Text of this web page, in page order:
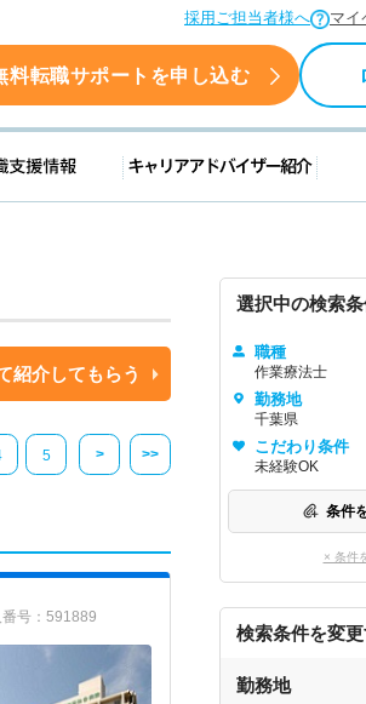
採用ご担当者様へ マイ
料転職サポートを申し込む
例 転職支援情報 キャ
紹介してもらう
5 > >>
号：591889
選択中の検索
職種
作業療法士
勤務地
千葉県
こだわり条件
未経験OK
条件
× 条件
検索条件を変
勤務地